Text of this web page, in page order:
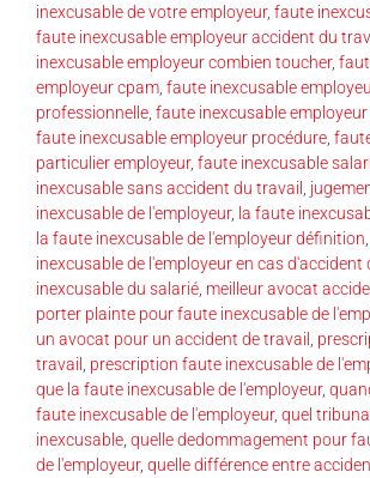
inexcusable de votre employeur, faute
faute inexcusable employeur accident du
inexcusable employeur combien toucher,
employeur cpam faute inexcusable
professionnelle faute inexcusable
faute inexcusable employeur procédure
particulier employeur, faute inexcusable
inexcusable sans accident du travail
inexcusable de l'employeur, la faute
la faute inexcusable de l'employeur définition
inexcusable de l'employeur en cas d'accident
inexcusable du salarié meilleur avocat
porter plainte pour faute inexcusable de
un avocat pour un accident de travail
travail
prescription faute inexcusable de
que la faute inexcusable de l'employeur,
faute inexcusable de l'employeur, quel
inexcusable quelle dedommagement pour
de l'employeur, quelle différence entre